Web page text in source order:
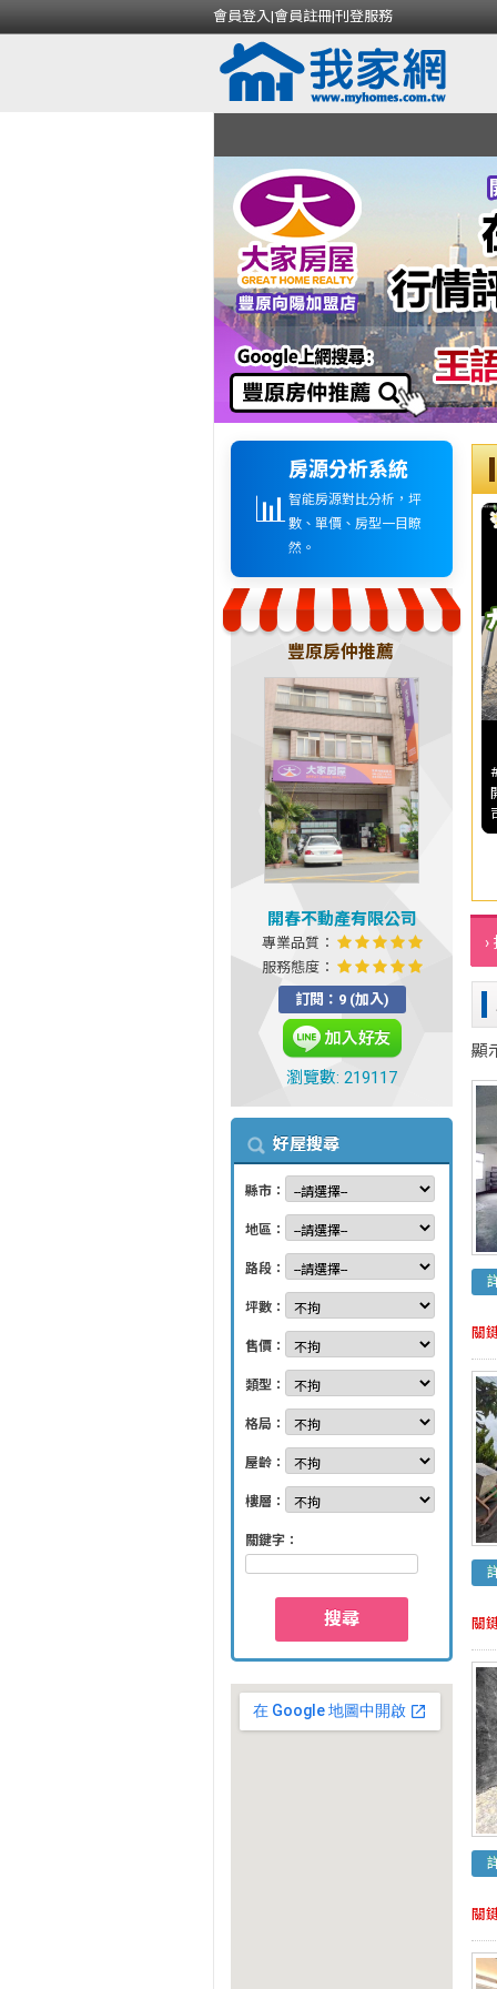
會員登入|會員註冊|刊登服務
📊
房源分析系統
智能房源對比分析，坪
數、單價、房型一目瞭
然。
豐原房仲推薦
開春不動產有限公司
專業品質：
服務態度：
訂閱：9 (加入)
瀏覽數: 219117
好屋搜尋
縣市：
地區：
路段：
坪數：
售價：
類型：
格局：
屋齡：
樓層：
關鍵字：
搜尋
›
顯
關
關
關